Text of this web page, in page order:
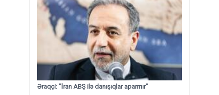
Əraqçi: "İran ABŞ ilə danışıqlar aparmır"